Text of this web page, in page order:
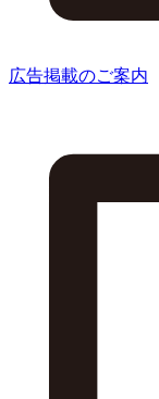
広告掲載のご案内